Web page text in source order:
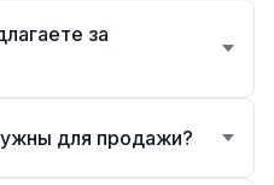
за
для продажи?